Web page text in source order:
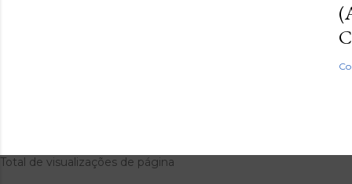
Total de visualizações de página